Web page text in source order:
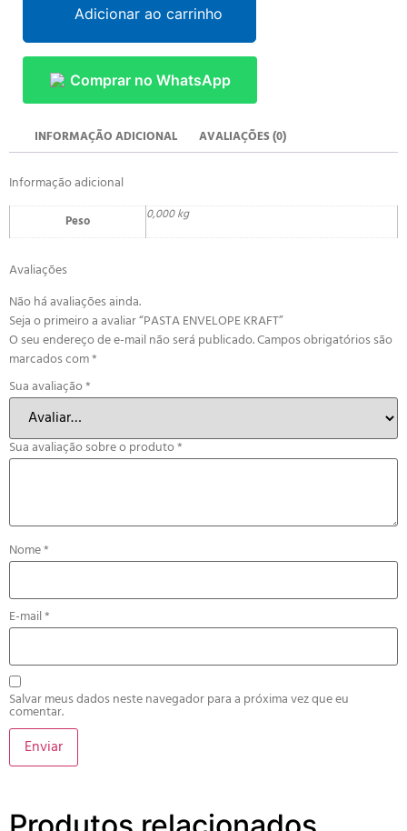
Adicionar ao carrinho
Comprar no WhatsApp
INFORMAÇÃO ADICIONAL AVALIAÇÕES (0)
Informação adicional
Peso 0,000 kg
Avaliações
Não há avaliações ainda.
Seja o primeiro a avaliar “PASTA ENVELOPE KRAFT”
O seu endereço de e-mail não será publicado.Campos obrigatórios são
marcados com*
Sua avaliação*
Sua avaliação sobre o produto*
Nome*
E-mail*
Salvar meus dados neste navegador para a próxima vez que eu
comentar.